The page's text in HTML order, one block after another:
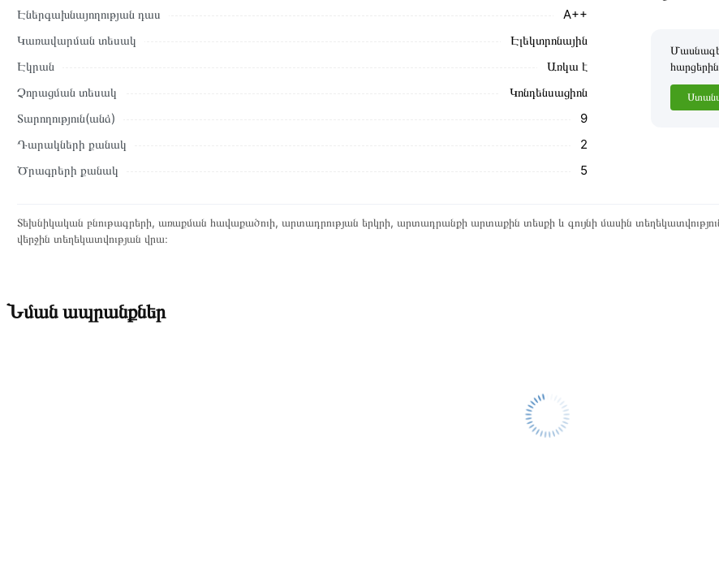
Էներգախնայողության դաս
A++
Կառավարման տեսակ
Էլեկտրոնային
Էկրան
Առկա է
Չորացման տեսակ
Կոնդենսացիոն
Տարողություն(անձ)
9
Դարակների քանակ
2
Ծրագրերի քանակ
5
հարցերին
Տեխնիկական բնութագրերի, առաքման հավաքածուի, արտադրության երկրի, արտադրանքի արտաքին տեսքի և գույնի մասին
վերջին տեղեկատվության վրա։
Նման ապրանքներ